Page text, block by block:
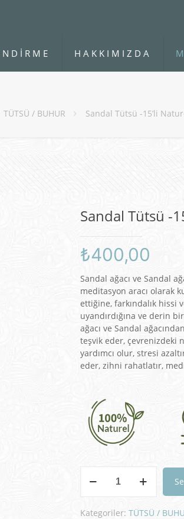
HAKKIMIZDA
TÜTSÜ / BUHUR Sandal Tütsü -15’li
Sandal Tütsü -
₺400,00
Sandal ağacı ve Sandal
meditasyon aracı olarak
ettiğine, farkındalık hissi
uyandırdığına ve derin
ağacı ve Sandal
teşvik eder, çevrenizdeki
yardımcı olur, stresi
eder, zihni rahatlatır,
Tütsü
Naturel
Kategoriler: TÜTSÜ /